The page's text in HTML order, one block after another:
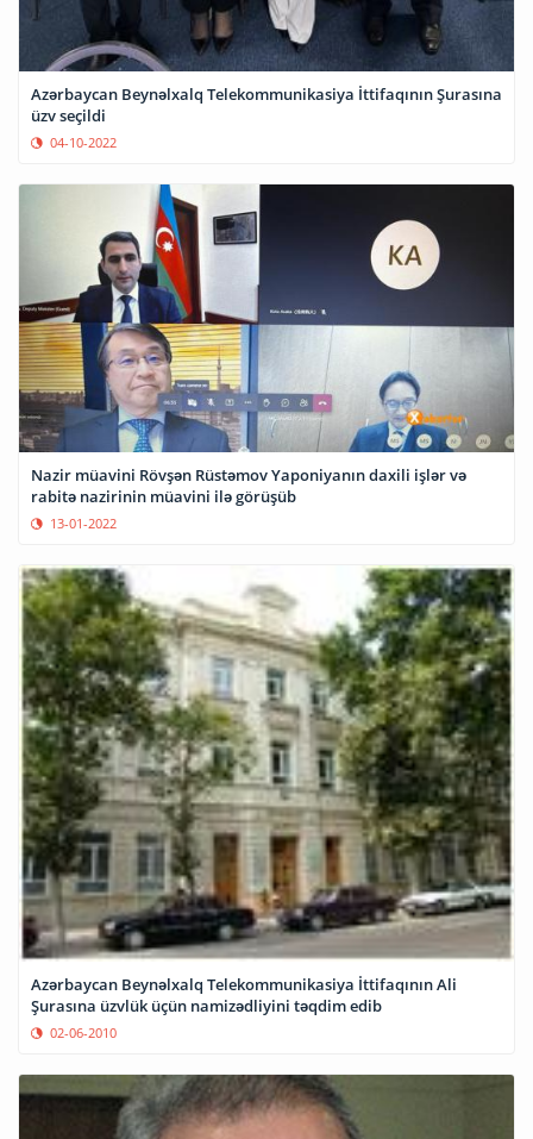
Azərbaycan Beynəlxalq Telekommunikasiya İttifaqının Şurasına
üzv seçildi
04-10-2022
Nazir müavini Rövşən Rüstəmov Yaponiyanın daxili işlər və
rabitə nazirinin müavini ilə görüşüb
13-01-2022
Azərbaycan Beynəlxalq Telekommunikasiya İttifaqının Ali
Şurasına üzvlük üçün namizədliyini təqdim edib
02-06-2010